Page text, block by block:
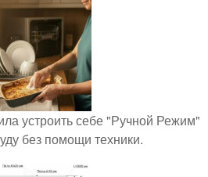
устроить себе "Ручной Режим"
без помощи техники.